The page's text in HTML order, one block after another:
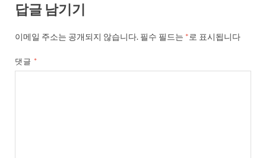
답글 남기기
이메일 주소는 공개되지 않습니다. 필수 필드는 *로 표시됩니다
댓글 *